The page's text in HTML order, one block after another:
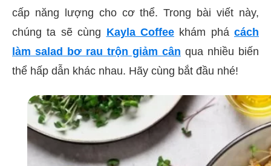
cấp năng lượng cho cơ thể. Trong bài viết này,
chúng ta sẽ cùng Kayla Coffeekhám phá cách
làm salad bơ rau trộn giảm cân qua nhiều biến
thể hấp dẫn khác nhau. Hãy cùng bắt đầu nhé!